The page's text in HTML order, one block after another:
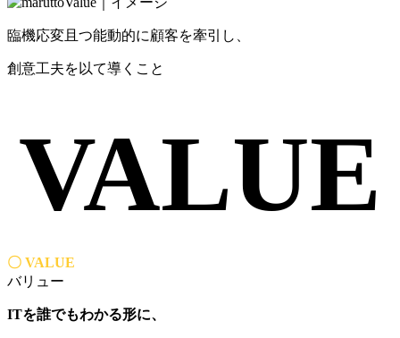
臨機応変且つ能動的に顧客を牽引し、
創意工夫を以て導くこと
VALUE
〇 VALUE
バリュー
ITを誰でもわかる形に、